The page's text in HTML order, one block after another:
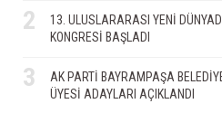
2
13. ULUSLARARASI YENİ
KONGRESİ BAŞLADI
3
AK PARTİ BAYRAMPAŞA
ÜYESİ ADAYLARI AÇIKLANDI